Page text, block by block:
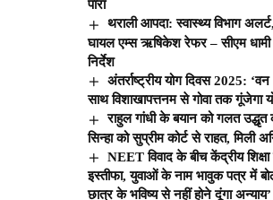
पारा
थराली आपदा: स्वास्थ्य विभाग
घायल एम्स ऋषिकेश रेफर – सीएम धामी
निर्देश
अंतर्राष्ट्रीय योग दिवस 2025:
साथ विशाखापत्तनम से गोवा तक गूंजेगा
राहुल गांधी के बयान को गलत
सिन्हा को सुप्रीम कोर्ट से राहत, मिली
NEET विवाद के बीच केंद्रीय
इस्तीफा, युवाओं के नाम भावुक पत्र में
छात्र के भविष्य से नहीं होने दूंगा अन्याय’